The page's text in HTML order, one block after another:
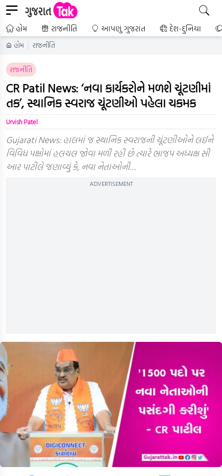
હોમ રાજનીતિ આપણું ગુજરાત દેશ-દુનિયા
હોમ રાજનીતિ
રાજનીતિ
CR Patil News: ‘નવા કાર્યકરોને મળશે ચૂંટણીમાં
તક’, સ્થાનિક સ્વરાજ ચૂંટણીઓ પહેલા ચકમક
Urvish Patel
Gujarati News: હાલમાં જ સ્થાનિક સ્વરાજની ચૂંટણીઓને લઈને
વિવિધ પક્ષોમાં હલચલ જોવા મળી રહી છે ત્યારે ભાજપ અધ્યક્ષ સી
આર પાટીલે જણાવ્યું કે, નવા નેતાઓની…
ADVERTISEMENT